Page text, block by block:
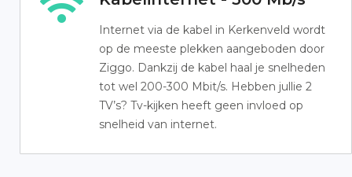
Internet via de kabel in Kerkenveld wordt
op de meeste plekken aangeboden door
Ziggo. Dankzij de kabel haal je snelheden
tot wel 200-300 Mbit/s. Hebben jullie 2
TV’s? Tv-kijken heeft geen invloed op
snelheid van internet.